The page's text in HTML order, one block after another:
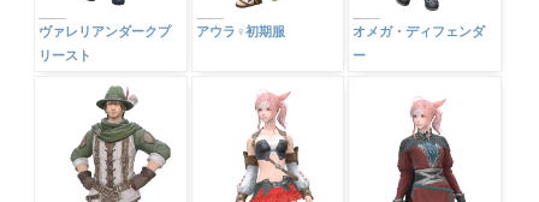
ヴァレリアンダークプ
リースト
アウラ♀初期服
オメガ・ディフェンダ
ー